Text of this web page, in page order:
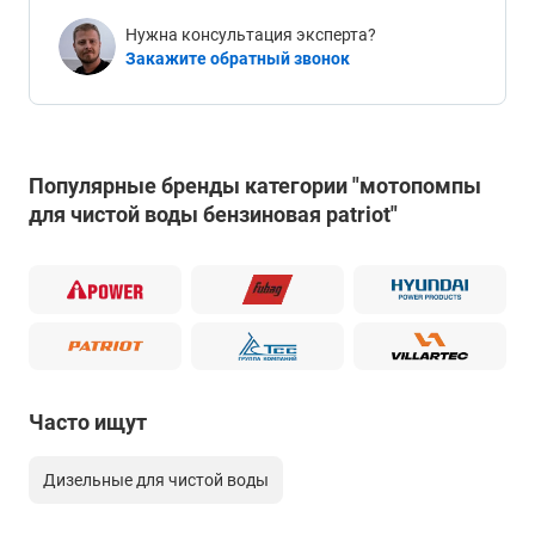
Нужна консультация эксперта?
Закажите обратный звонок
Популярные бренды категории "мотопомпы
для чистой воды бензиновая patriot"
Часто ищут
Дизельные для чистой воды